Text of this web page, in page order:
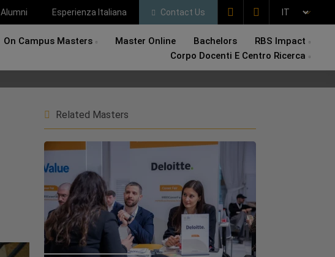
Alumni Esperienza Italiana Contact Us
On Campus Masters Master Online Bachelors
RBS Impact
Corpo Docenti E Centro Ricerca
Related Masters